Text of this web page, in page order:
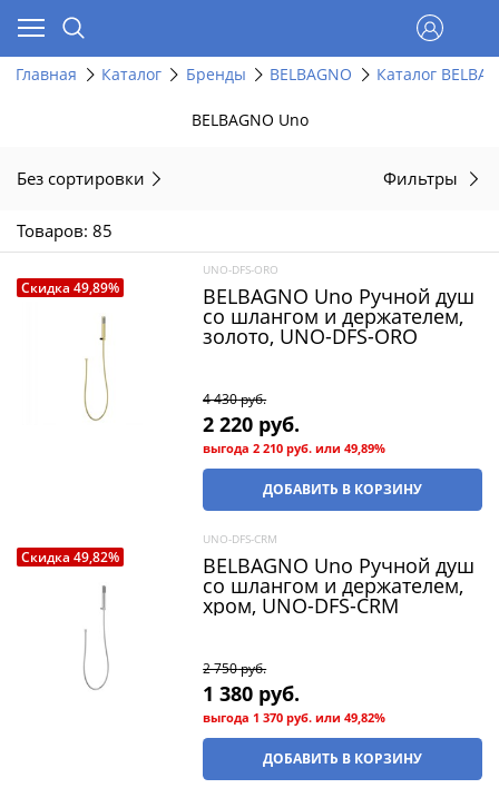
Главная Каталог Бренды BELBAGNO Каталог
BELBAGNO Uno
Без сортировки Фильтры
Товаров: 85
Скидка 49,89%
UNO-DFS-ORO
BELBAGNO Uno Ручной душ
со шлангом и держателем,
золото, UNO-DFS-ORO
4 430 руб.
2 220 руб.
выгода2 210 руб. или49,89%
ДОБАВИТЬ В КОРЗИНУ
Скидка 49,82%
UNO-DFS-CRM
BELBAGNO Uno Ручной душ
со шлангом и держателем,
хром, UNO-DFS-CRM
2 750 руб.
1 380 руб.
выгода 1 370 руб. или49,82%
ДОБАВИТЬ В КОРЗИНУ